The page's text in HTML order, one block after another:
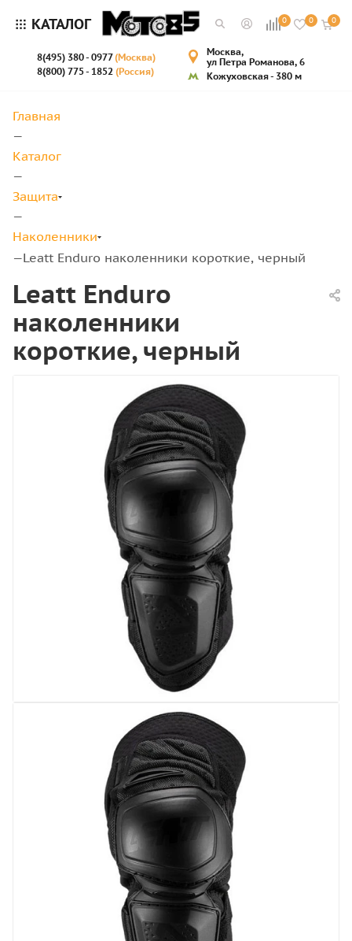
КАТАЛОГ 0 0 0
8(495) 380 - 0977(Москва)
8(800) 775 - 1852 (Россия)
Москва,
ул Петра Романова, 6
Кожуховская - 380 м
Главная
—
Каталог
—
Защита
—
Наколенники
—Leatt Enduro наколенники короткие, черный
Leatt Enduro
наколенники
короткие, черный